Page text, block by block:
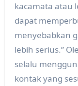
kacamata atau
dapat
menyebabkan
lebih serius.”
selalu
kontak yang